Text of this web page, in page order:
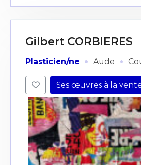
Gilbert CORBIERES
Plasticien/ne · Aude ·
Ses œuvres à la vente